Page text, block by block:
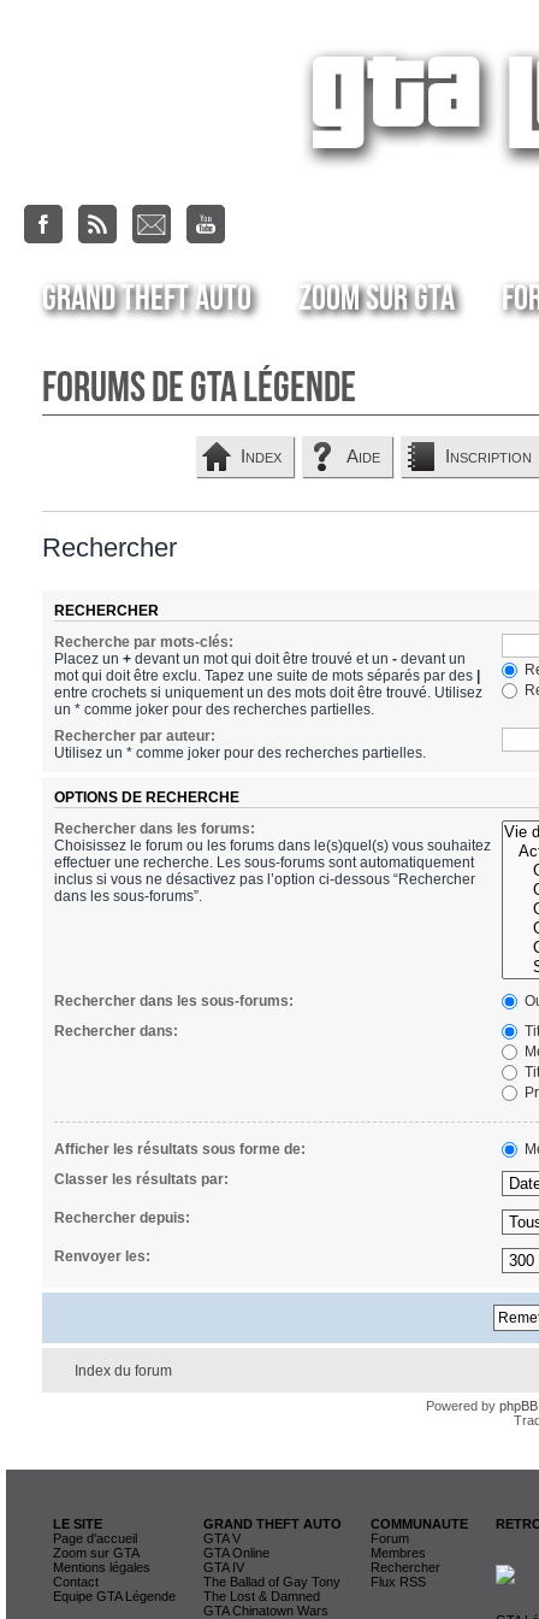
Grand Theft Auto Zoom sur GTA
Forums de GTA Légende
Index Aide Inscription
Rechercher
RECHERCHER
Recherche par mots-clés:
Placez un +devant un mot qui doit être trouvé et un -devant un
mot qui doit être exclu. Tapez une suite de mots séparés par des
entre crochets si uniquement un des mots doit être trouvé. Utilisez
un * comme joker pour des recherches partielles.
Rechercher par auteur:
Utilisez un * comme joker pour des recherches partielles.
OPTIONS DE RECHERCHE
Rechercher dans les forums:
Choisissez le forum ou les forums dans le(s)quel(s) vous souhaitez
effectuer une recherche. Les sous-forums sont automatiquement
inclus si vous ne désactivez pas l’option ci-dessous “Rechercher
dans les sous-forums”.
Rechercher dans les sous-forums:
Rechercher dans:
Afficher les résultats sous forme de:
Classer les résultats par:
Rechercher depuis:
Renvoyer les:
Index du forum
Powered by phpBB
LE SITE
Page d'accueil
Zoom sur GTA
Mentions légales
Contact
Equipe GTA Légende
GRAND THEFT AUTO
GTA V
GTA Online
GTA IV
The Ballad of Gay Tony
The Lost & Damned
GTA Chinatown Wars
COMMUNAUTE
Forum
Membres
Rechercher
Flux RSS